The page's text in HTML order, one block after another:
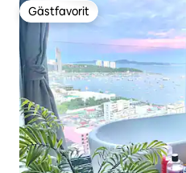
Gästfavorit
Gästfavorit